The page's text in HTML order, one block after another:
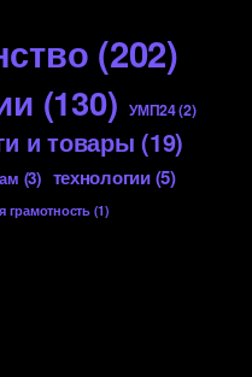
(202)
(130) УМП24(2)
и товары (19)
(3) технологии(5)
грамотность(1)